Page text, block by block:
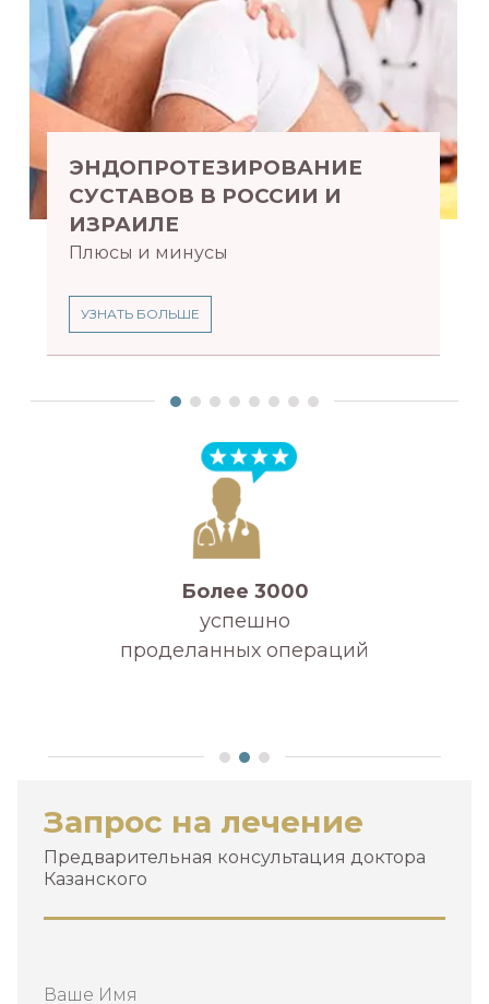
ЭНДОПРОТЕЗИРОВАНИЕ
СУСТАВОВ В РОССИИ И
ИЗРАИЛЕ
Плюсы и минусы
УЗНАТЬ БОЛЬШЕ
Более 3000
успешно
проделанных операций
Запрос на лечение
Предварительная консультация доктора
Казанского
Ваше Имя